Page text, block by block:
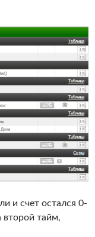
и счет остался 0-
тайм,